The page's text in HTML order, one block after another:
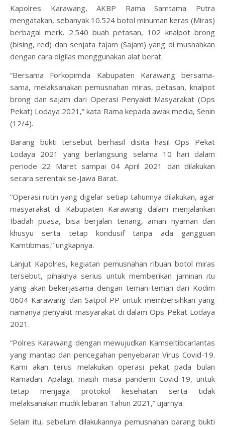
Kapolres Karawang, AKBP Rama Samtama Putra
mengatakan, sebanyak 10.524 botol minuman keras (Miras)
berbagai merk, 2.540 buah petasan, 102 knalpot brong
(bising, red) dan senjata tajam (Sajam) yang di musnahkan
dengan cara digilas menggunakan alat berat.
“Bersama Forkopimda Kabupaten Karawang bersama-
sama, melaksanakan pemusnahan miras, petasan, knalpot
brong dan sajam dari Operasi Penyakit Masyarakat (Ops
Pekat) Lodaya 2021,” kata Rama kepada awak media, Senin
(12/4).
Barang bukti tersebut berhasil disita hasil Ops Pekat
Lodaya 2021 yang berlangsung selama 10 hari dalam
periode 22 Maret sampai 04 April 2021 dan dilakukan
secara serentak se-Jawa Barat.
“Operasi rutin yang digelar setiap tahunnya dilakukan, agar
masyarakat di Kabupaten Karawang dalam menjalankan
Ibadah puasa, bisa berjalan tenang, aman nyaman dan
khusyu serta tetap kondusif tanpa ada gangguan
Kamtibmas,” ungkapnya.
Lanjut Kapolres, kegiatan pemusnahan ribuan botol miras
tersebut, pihaknya serius untuk memberikan jaminan itu
yang akan bekerjasama dengan teman-teman dari Kodim
0604 Karawang dan Satpol PP untuk membersihkan yang
namanya penyakit masyarakat di dalam Ops Pekat Lodaya
2021.
“Polres Karawang dengan mewujudkan Kamseltibcarlantas
yang mantap dan pencegahan penyebaran Virus Covid-19.
Kami akan terus melakukan operasi pekat pada bulan
Ramadan. Apalagi, masih masa pandemi Covid-19, untuk
tetap menjaga protokol kesehatan serta tidak
melaksanakan mudik lebaran Tahun 2021,” ujarnya.
Selain itu, sebelum dilakukannya pemusnahan barang bukti